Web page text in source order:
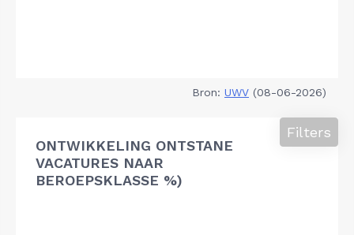
Bron: UWV (08-06-2026)
ONTWIKKELING ONTSTANE
VACATURES NAAR
BEROEPSKLASSE %)
Filters